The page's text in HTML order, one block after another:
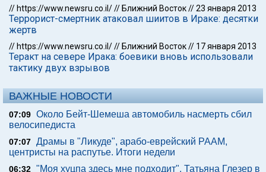
// https://www.newsru.co.il/// Ближний Восток//23 января 2013
Террорист-смертник атаковал шиитов в Ираке: десятки
жертв
// https://www.newsru.co.il/// Ближний Восток// 17 января 2013
Теракт на севере Ирака: боевики вновь использовали
тактику двух взрывов
ВАЖНЫЕ НОВОСТИ
07:09 Около Бейт-Шемеша автомобиль насмерть сбил
велосипедиста
07:07 Драмы в "Ликуде", арабо-еврейский РААМ,
центристы на распутье. Итоги недели
06:32 "Моя хуцпа здесь мне подходит". Татьяна Глезер в